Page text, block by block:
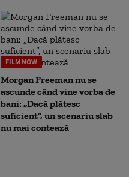
FILM NOW
Morgan Freeman nu se
ascunde când vine vorba de
bani: „Dacă plătesc
suficient”, un scenariu slab
nu mai contează